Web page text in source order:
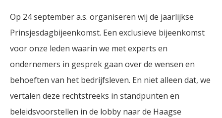
Op 24 september a.s. organiseren wij de jaarlijkse
Prinsjesdagbijeenkomst. Een exclusieve bijeenkomst
voor onze leden waarin we met experts en
ondernemers in gesprek gaan over de wensen en
behoeften van het bedrijfsleven. En niet alleen dat, we
vertalen deze rechtstreeks in standpunten en
beleidsvoorstellen in de lobby naar de Haagse